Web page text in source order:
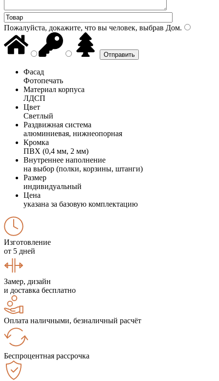
Пожалуйста, докажите, что вы человек, выбрав Дом.
Фасад
Фотопечать
Материал корпуса
ЛДСП
Цвет
Светлый
Раздвижная система
алюминиевая, нижнеопорная
Кромка
ПВХ (0,4 мм, 2 мм)
Внутреннее наполнение
на выбор (полки, корзины, штанги)
Размер
индивидуальный
Цена
указана за базовую комплектацию
Изготовление
от 5 дней
Замер, дизайн
и доставка бесплатно
Оплата наличными, безналичный расчёт
Беспроцентная рассрочка